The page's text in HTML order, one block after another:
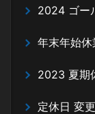
2024 ゴー
年末年始
2023 夏期
定休日 変